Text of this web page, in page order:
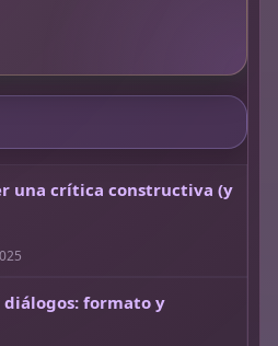
a
d
una crítica constructiva (y
diálogos: formato y